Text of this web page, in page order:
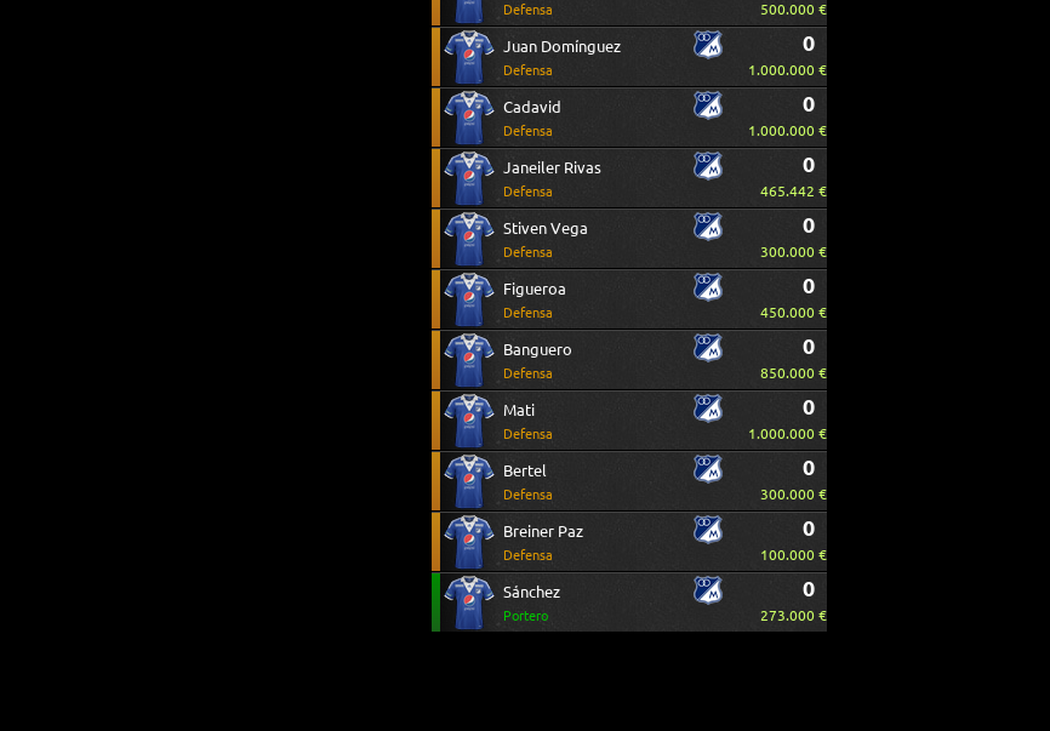
Defensa 500.000 €
Juan Domínguez
Defensa
0
1.000.000 €
Cadavid
Defensa
0
1.000.000 €
Janeiler Rivas
Defensa
0
465.442 €
Stiven Vega
Defensa
0
300.000 €
Figueroa
Defensa
0
450.000 €
Banguero
Defensa
0
850.000 €
Mati
Defensa
0
1.000.000 €
Bertel
Defensa
0
300.000 €
Breiner Paz
Defensa
0
100.000 €
Sánchez
Portero
0
273.000 €